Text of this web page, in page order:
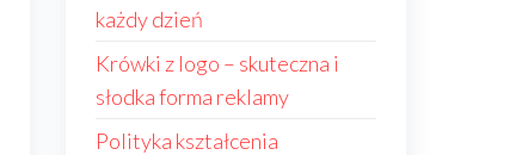
każdy dzień
Krówki z logo – skuteczna i
słodka forma reklamy
Polityka kształcenia